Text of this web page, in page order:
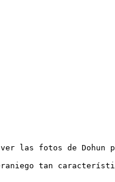
ver las fotos de
tan